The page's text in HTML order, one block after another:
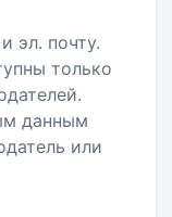
и эл. почту.
только
данным
или